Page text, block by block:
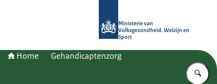
Ministerie van
Volksgezondheid, Welzijn en
Sport
Home Gehandicaptenzorg